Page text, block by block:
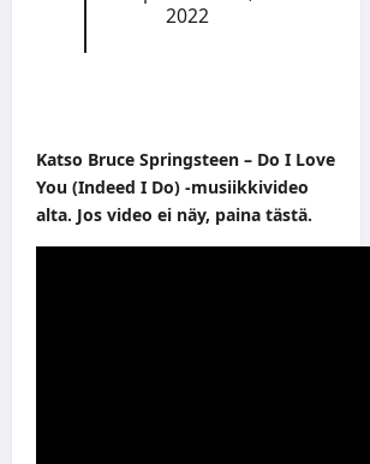
2022
Katso Bruce Springsteen – Do I Love
You (Indeed I Do) -musiikkivideo
alta. Jos video ei näy, paina tästä.